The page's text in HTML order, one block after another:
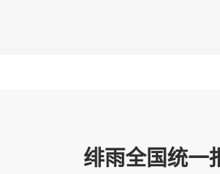
绯雨全国统一